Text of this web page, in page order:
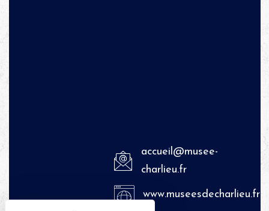
accueil@musee-
charlieu.fr
www.museesdecharlieu.fr